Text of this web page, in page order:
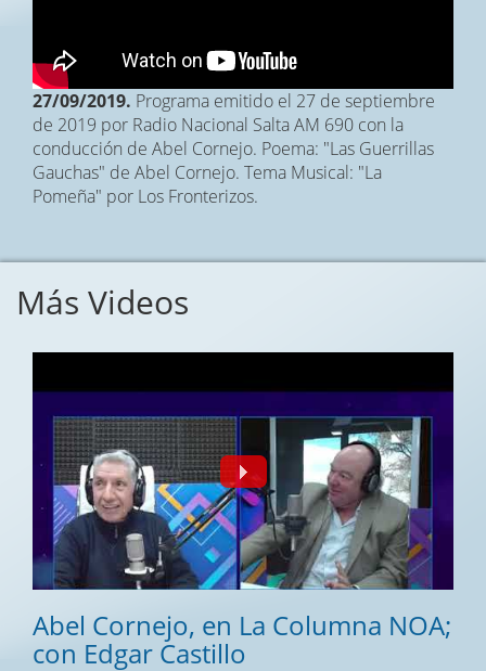
27/09/2019. Programa emitido el 27 de septiembre
de 2019 por Radio Nacional Salta AM 690 con la
conducción de Abel Cornejo. Poema: "Las Guerrillas
Gauchas" de Abel Cornejo. Tema Musical: "La
Pomeña" por Los Fronterizos.
Más Videos
Abel Cornejo, en La Columna NOA;
con Edgar Castillo